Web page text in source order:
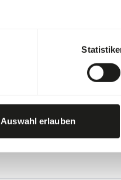
Auswahl erlauben